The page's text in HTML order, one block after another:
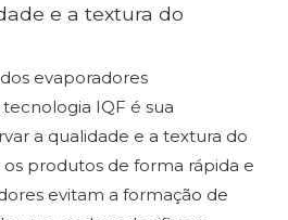
e a textura do
evaporadores
IQF é sua
a qualidade e a textura do
produtos de forma rápida e
evitam a formação de